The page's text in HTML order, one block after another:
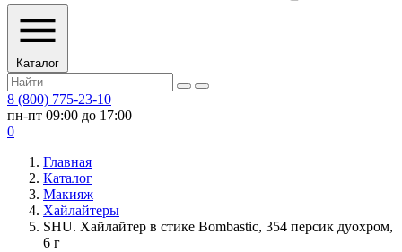
Каталог
8 (800) 775-23-10
пн-пт 09:00 до 17:00
0
Главная
Каталог
Макияж
Хайлайтеры
SHU. Хайлайтер в стике Bombastic, 354 персик дуохром,
6 г